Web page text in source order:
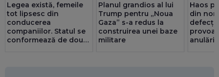
Legea există, femeile
tot lipsesc din
conducerea
companiilor. Statul se
conformează de două
Planul grandios al lui
Trump pentru „Noua
Gaza” s-a redus la
construirea unei baze
militare
Haos
din
anulări